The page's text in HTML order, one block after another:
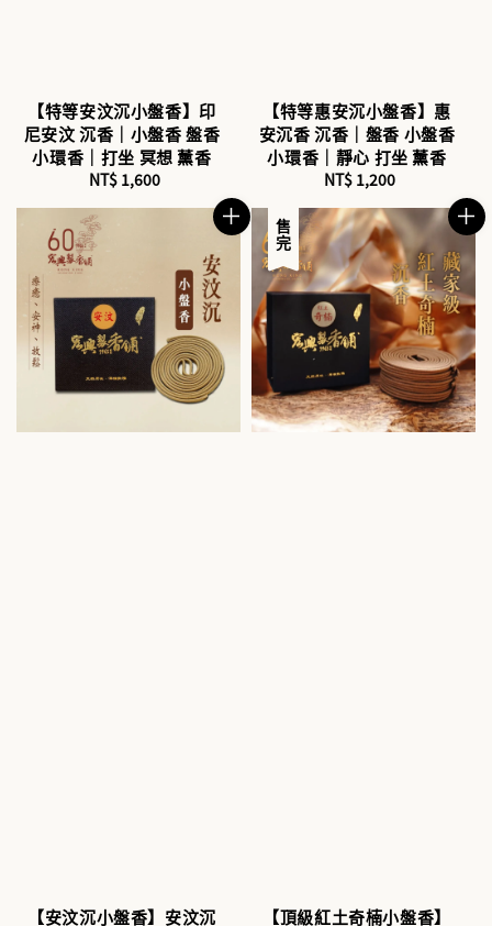
【特等安汶沉小盤香】印
尼安汶 沉香｜小盤香 盤香
小環香｜打坐 冥想 薰香
Regular
NT$ 1,600
【特等惠安沉小盤香】惠
安沉香 沉香｜盤香 小盤香
小環香｜靜心 打坐 薰香
Regular
NT$ 1,200
【安汶沉小盤香】安汶沉
售完
【頂級紅土奇楠小盤香】